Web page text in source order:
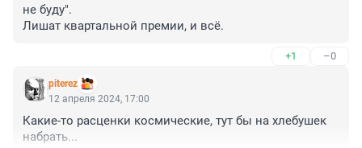
не буду".
Лишат квартальной премии, и всё.
+1 –0
piterez
12 апреля 2024, 17:00
Какие-то расценки космические, тут бы на хлебушек
набрать...